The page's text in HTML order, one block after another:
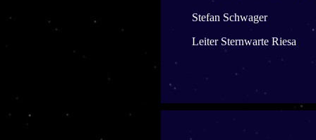
Stefan Schwager
Leiter Sternwarte Riesa